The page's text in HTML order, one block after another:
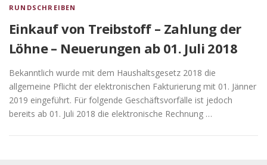
RUNDSCHREIBEN
Einkauf von Treibstoff – Zahlung der
Löhne – Neuerungen ab 01. Juli 2018
Bekanntlich wurde mit dem Haushaltsgesetz 2018 die
allgemeine Pflicht der elektronischen Fakturierung mit 01. Jänner
2019 eingeführt. Für folgende Geschäftsvorfälle ist jedoch
bereits ab 01. Juli 2018 die elektronische Rechnung …